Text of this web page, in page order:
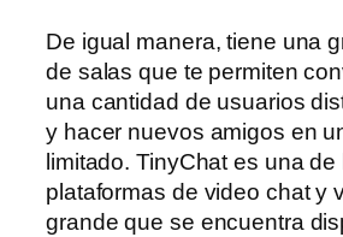
De igual manera, tiene una
de salas que te permiten
una cantidad de usuarios
y hacer nuevos amigos en
limitado. TinyChat es una de
plataformas de video chat y
grande que se encuentra